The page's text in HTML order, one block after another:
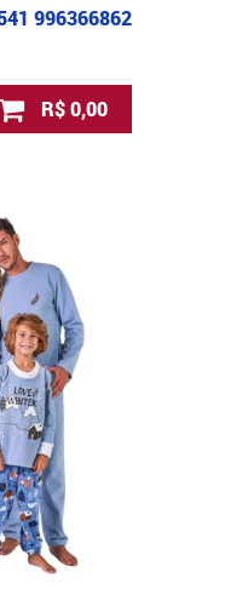
996366862
R$ 0,00